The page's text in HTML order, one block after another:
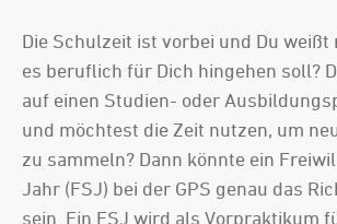
Die Schulzeit ist vorbei und Du weißt
es beruflich für Dich hingehen soll?
auf einen Studien- oder
und möchtest die Zeit nutzen, um
zu sammeln? Dann könnte ein
Jahr (FSJ) bei der GPS genau das
sein. Ein FSJ wird als Vorpraktikum